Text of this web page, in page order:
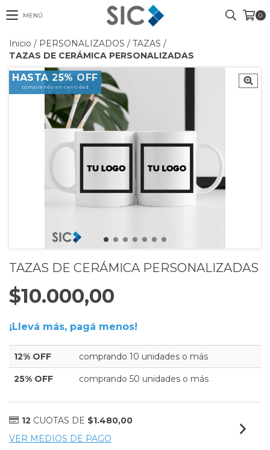
MENÚ 0
Inicio / PERSONALIZADOS / TAZAS /
TAZAS DE CERÁMICA PERSONALIZADAS
HASTA 25% OFF
comprando en cantidad
TAZAS DE CERÁMICA PERSONALIZADAS
$10.000,00
¡Llevá más, pagá menos!
12% OFF comprando 10 unidades o más
25% OFF comprando 50 unidades o más
12 CUOTAS DE $1.480,00
VER MEDIOS DE PAGO